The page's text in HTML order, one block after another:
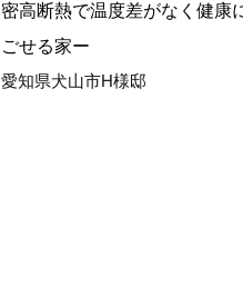
密高断熱で温度差がなく健康
ごせる家ー
愛知県犬山市H様邸